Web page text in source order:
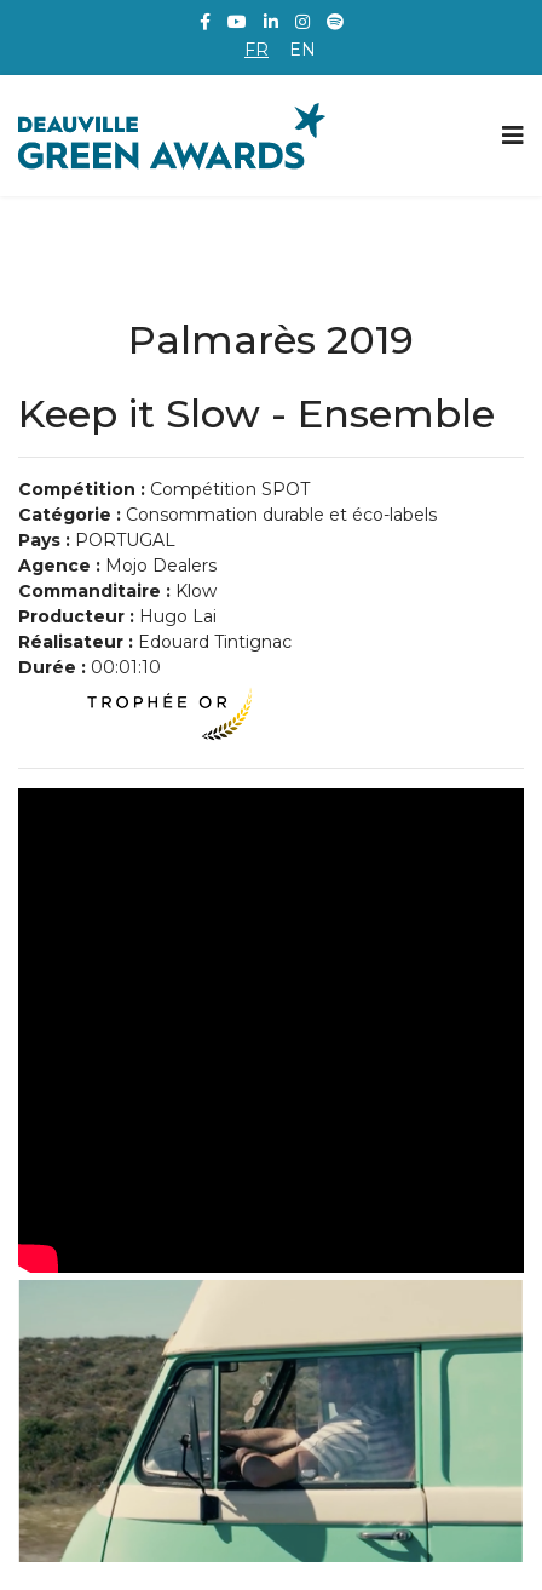
FR EN
Palmarès 2019
Keep it Slow - Ensemble
Compétition : Compétition SPOT
Catégorie : Consommation durable et éco-labels
Pays : PORTUGAL
Agence : Mojo Dealers
Commanditaire : Klow
Producteur : Hugo Lai
Réalisateur : Edouard Tintignac
Durée : 00:01:10